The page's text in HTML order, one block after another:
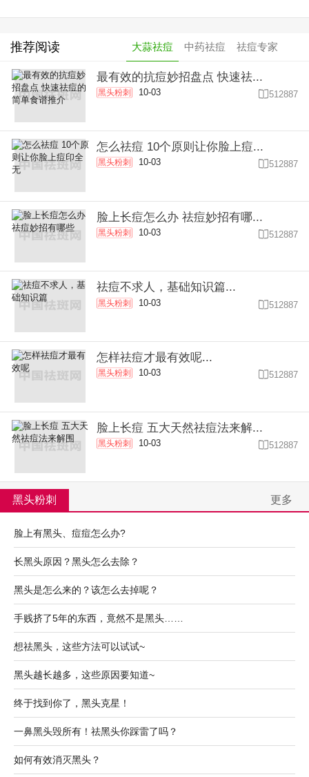
推荐阅读 大蒜祛痘 中药祛痘 祛痘专家
最有效的抗痘妙招盘点 快速祛...
黑头粉刺 10-03 512887
怎么祛痘 10个原则让你脸上痘...
黑头粉刺 10-03 512887
脸上长痘怎么办 祛痘妙招有哪...
黑头粉刺 10-03 512887
祛痘不求人，基础知识篇...
黑头粉刺 10-03 512887
怎样祛痘才最有效呢...
黑头粉刺 10-03 512887
脸上长痘 五大天然祛痘法来解...
黑头粉刺 10-03 512887
黑头粉刺 更多
脸上有黑头、痘痘怎么办?
长黑头原因？黑头怎么去除？
黑头是怎么来的？该怎么去掉呢？
手贱挤了5年的东西，竟然不是黑头……
想祛黑头，这些方法可以试试~
黑头越长越多，这些原因要知道~
终于找到你了，黑头克星！
一鼻黑头毁所有！祛黑头你踩雷了吗？
如何有效消灭黑头？